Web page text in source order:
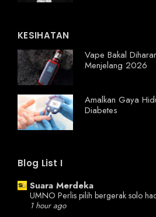
KESIHATAN
Vape Bakal
Menjelang 2026
Amalkan Gaya
Diabetes
Blog List I
Suara Merdeka
UMNO Perlis pilih bergerak solo
1 hour ago